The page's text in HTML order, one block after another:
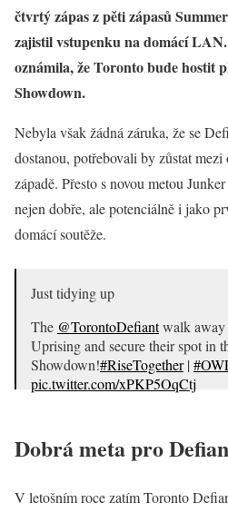
čtvrtý zápas z pěti zápasů
zajistil vstupenku na domácí
oznámila, že Toronto bude hostit
Showdown.
Nebyla však žádná záruka, že se
dostanou, potřebovali by zůstat
západě. Přesto s novou metou
nejen dobře, ale potenciálně i jako
domácí soutěže.
Just tidying up
The @TorontoDefiantwalk away
Uprising and secure their spot in
Showdown!#RiseTogether|
pic.twitter.com/xPKP5OqCtj
Dobrá meta pro
V letošním roce zatím Toronto